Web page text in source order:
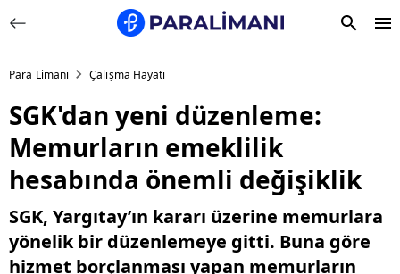
Para Limanı Çalışma Hayatı
SGK'dan yeni düzenleme:
Memurların emeklilik
hesabında önemli değişiklik
SGK, Yargıtay’ın kararı üzerine memurlara
yönelik bir düzenlemeye gitti. Buna göre
hizmet borçlanması yapan memurların